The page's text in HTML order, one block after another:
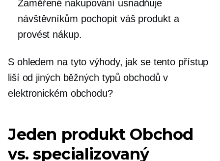
Zaměřené nakupování usnadňuje
návštěvníkům pochopit váš produkt a
provést nákup.
S ohledem na tyto výhody, jak se tento přístup
liší od jiných běžných typů obchodů v
elektronickém obchodu?
Jeden produktObchod
vs. specializovaný